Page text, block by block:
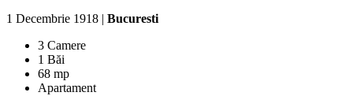
1 Decembrie 1918 | Bucuresti
3 Camere
1 Băi
68 mp
Apartament